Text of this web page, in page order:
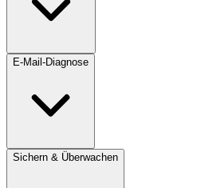
E-Mail-Diagnose
Sichern & Überwachen